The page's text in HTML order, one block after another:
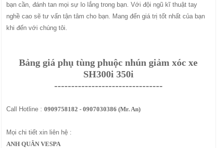
bạn cần, đánh tan mọi sự lo lắng trong bạn. Với đội ngũ kĩ thuật tay
nghề cao sẽ tư vấn tận tâm cho bạn. Mang đến giá trị tốt nhất của bạn
khi đến với chúng tôi.
Bảng giá phụ tùng phuộc nhún giảm xóc xe
SH300i 350i
--------------------------------
Call Hotline :0909758182 - 0907030386 (Mr. An)
Mọi chi tiết xin liên hệ :
ANH QUÂN VESPA